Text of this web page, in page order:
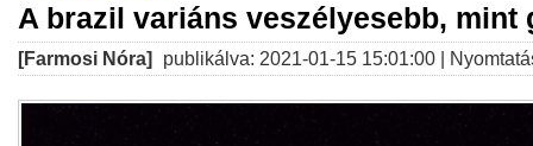
A brazil variáns veszélyesebb, mint
[Farmosi Nóra] publikálva: 2021-01-15 15:01:00 |